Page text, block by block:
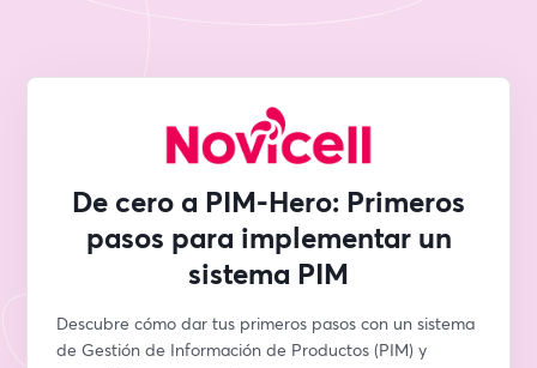
De cero a PIM-Hero: Primeros
pasos para implementar un
sistema PIM
Descubre cómo dar tus primeros pasos con un sistema
de Gestión de Información de Productos (PIM) y